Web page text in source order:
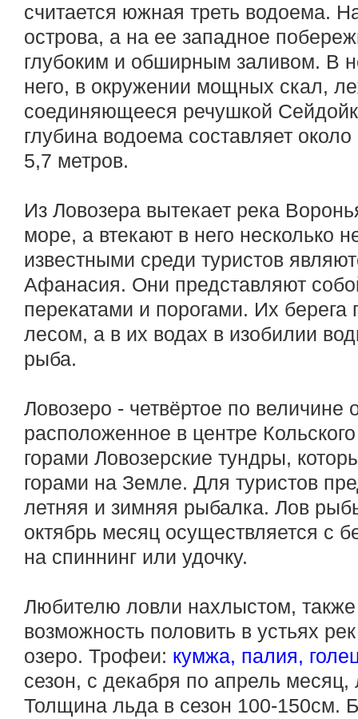
считается южная треть водоема.
острова, а на ее западное
глубоким и обширным заливом. В
него, в окружении мощных скал,
соединяющееся речушкой
глубина водоема составляет
5,7 метров.
Из Ловозера вытекает река
море, а втекают в него несколько
известными среди туристов
Афанасия. Они представляют
перекатами и порогами. Их
лесом, а в их водах в изобилии
рыба.
Ловозеро - четвёртое по
расположенное в центре
горами Ловозерские тундры,
горами на Земле. Для туристов
летняя и зимняя рыбалка. Лов
октябрь месяц осуществляется с
на спиннинг или удочку.
Любителю ловли нахлыстом, также
возможность половить в устьях
озеро. Трофеи: кумжа, палия,
сезон, с декабря по апрель
Толщина льда в сезон 100-150см.